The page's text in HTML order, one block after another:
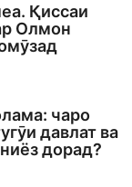
Қиссаи
Олмон
чаро
давлат ва
дорад?